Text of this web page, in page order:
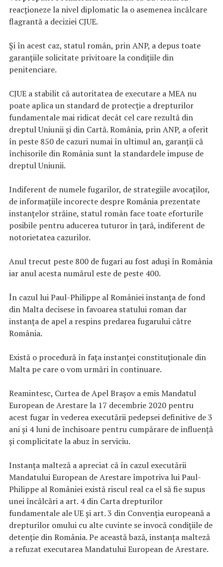
reacționeze la nivel diplomatic la o asemenea încălcare
flagrantă a deciziei CJUE.
Și în acest caz, statul român, prin ANP, a depus toate
garanțiile solicitate privitoare la condițiile din
penitenciare.
CJUE a stabilit că autoritatea de executare a MEA nu
poate aplica un standard de protecție a drepturilor
fundamentale mai ridicat decât cel care rezultă din
dreptul Uniunii și din Cartă. România, prin ANP, a oferit
în peste 850 de cazuri numai în ultimul an, garanții că
închisorile din România sunt la standardele impuse de
dreptul Uniunii.
Indiferent de numele fugarilor, de strategiile avocaților,
de informațiile incorecte despre România prezentate
instanțelor străine, statul român face toate eforturile
posibile pentru aducerea tuturor în țară, indiferent de
notorietatea cazurilor.
Anul trecut peste 800 de fugari au fost aduși în România
iar anul acesta numărul este de peste 400.
În cazul lui Paul-Philippe al României instanța de fond
din Malta decisese în favoarea statului roman dar
instanța de apel a respins predarea fugarului către
România.
Există o procedură în fața instanței constituționale din
Malta pe care o vom urmări în continuare.
Reamintesc, Curtea de Apel Brașov a emis Mandatul
European de Arestare la 17 decembrie 2020 pentru
acest fugar în vederea executării pedepsei definitive de 3
ani și 4 luni de închisoare pentru cumpărare de influență
și complicitate la abuz în serviciu.
Instanța malteză a apreciat că în cazul executării
Mandatului European de Arestare împotriva lui Paul-
Philippe al României există riscul real ca el să fie supus
unei încălcări a art. 4 din Carta drepturilor
fundamentale ale UE și art. 3 din Convenția europeană a
drepturilor omului cu alte cuvinte se invocă condițiile de
detenție din România. Pe această bază, instanța malteză
a refuzat executarea Mandatului European de Arestare.